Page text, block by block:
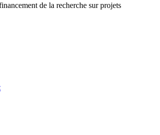
de la recherche sur projets